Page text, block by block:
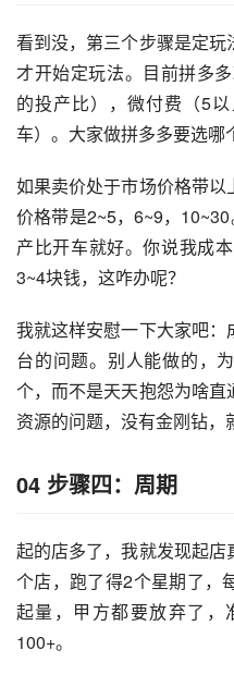
看到没，第三个步骤是定
才开始定玩法。目前拼多
的投产比），微付费（5
车）。大家做拼多多要选哪
如果卖价处于市场价格带
价格带是2~5，6~9，
产比开车就好。你说我成
3~4块钱，这咋办呢？
我就这样安慰一下大家吧
台的问题。别人能做的，
个，而不是天天抱怨为啥
资源的问题，没有金刚钻，
04 步骤四：周期
起的店多了，我就发现起
个店，跑了得2个星期了，
起量，甲方都要放弃了，
100+。